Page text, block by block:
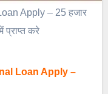
Apply – 25 हजार
प्राप्त करे
Loan Apply –